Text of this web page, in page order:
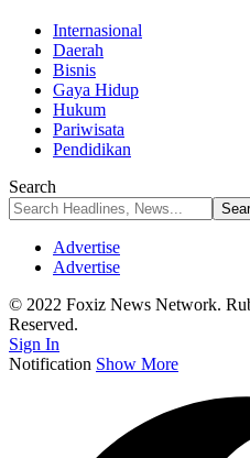
Internasional
Daerah
Bisnis
Gaya Hidup
Hukum
Pariwisata
Pendidikan
Search
Advertise
Advertise
© 2022 Foxiz News Network.
Reserved.
Sign In
Notification Show More